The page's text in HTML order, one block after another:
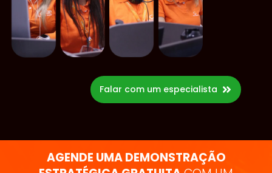
Falar com um especialista
AGENDE UMA DEMONSTRAÇÃO